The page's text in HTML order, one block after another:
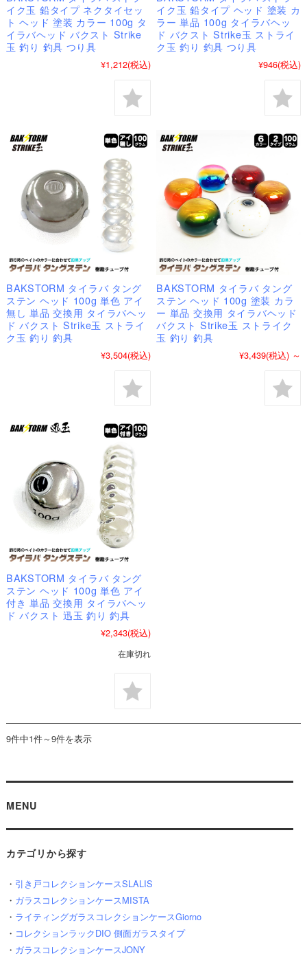
イク玉 鉛タイプ ネクタイセッ
ト ヘッド 塗装 カラー 100g タ
イラバヘッド バクスト Strike
玉 釣り 釣具 つり具
¥1,212(税込)
イク玉 鉛タイプ ヘッド 塗装 カ
ラー 単品 100g タイラバヘッ
ド バクスト Strike玉 ストライ
ク玉 釣り 釣具 つり具
¥946(税込)
BAKSTORM タイラバ タング
ステン ヘッド 100g 単色 アイ
無し 単品 交換用 タイラバヘッ
ド バクスト Strike玉 ストライ
ク玉 釣り 釣具
¥3,504(税込)
BAKSTORM タイラバ タング
ステン ヘッド 100g 塗装 カラ
ー 単品 交換用 タイラバヘッド
バクスト Strike玉 ストライク
玉 釣り 釣具
¥3,439(税込) ～
BAKSTORM タイラバ タング
ステン ヘッド 100g 単色 アイ
付き 単品 交換用 タイラバヘッ
ド バクスト 迅玉 釣り 釣具
¥2,343(税込)
在庫切れ
9件中1件～9件を表示
MENU
カテゴリから探す
・ 引き戸コレクションケースSLALIS
・ ガラスコレクションケースMISTA
・ ライティングガラスコレクションケースGiorno
・ コレクションラックDIO 側面ガラスタイプ
・ ガラスコレクションケースJONY